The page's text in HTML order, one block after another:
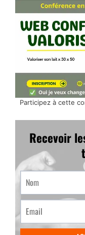
Participez à cette